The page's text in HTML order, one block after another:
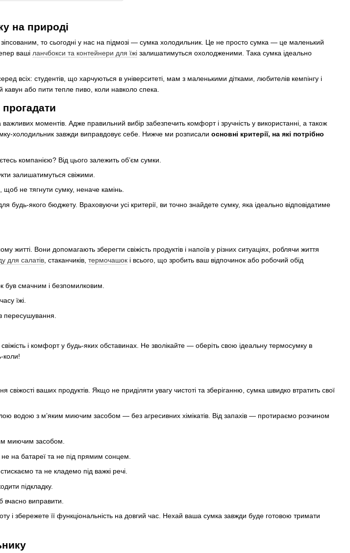
на природі
то сьогодні у нас на підмозі — сумка холодильник. Це не просто сумка — це маленький
ваші ланчбокси та контейнери для їжі залишатимуться охолодженими. Така сумка ідеально
всіх: студентів, що харчуються в університеті, мам з маленькими дітками, любителів кемпінгу і
кавун або пити тепле пиво, коли навколо спека.
моментів. Адже правильний вибір забезпечить комфорт і зручність у використанні, а також
холодильник завжди виправдовує себе. Нижче ми розписали основні критерії, на які потрібно
компанією? Від цього залежить об’єм сумки.
залишатимуться свіжими.
не тягнути сумку, неначе камінь.
якого бюджету. Враховуючи усі критерії, ви точно знайдете сумку, яка ідеально відповідатиме
Вони допомагають зберегти свіжість продуктів і напоїв у різних ситуаціях, роблячи життя
для салатів , стаканчиків, термочашок і всього, що зробить ваш відпочинок або робочий обід
був смачним і безпомилковим.
їжі.
пересушування.
і комфорт у будь-яких обставинах. Не зволікайте — оберіть свою ідеальну термосумку в
коли!
ваших продуктів. Якщо не приділяти увагу чистоті та зберіганню, сумка швидко втратить свої
водою з м’яким миючим засобом — без агресивних хімікатів. Від запахів — протираємо розчином
миючим засобом.
на батареї та не під прямим сонцем.
та не кладемо під важкі речі.
підкладку.
виправити.
збережете її функціональність на довгий час. Нехай ваша сумка завжди буде готовою тримати